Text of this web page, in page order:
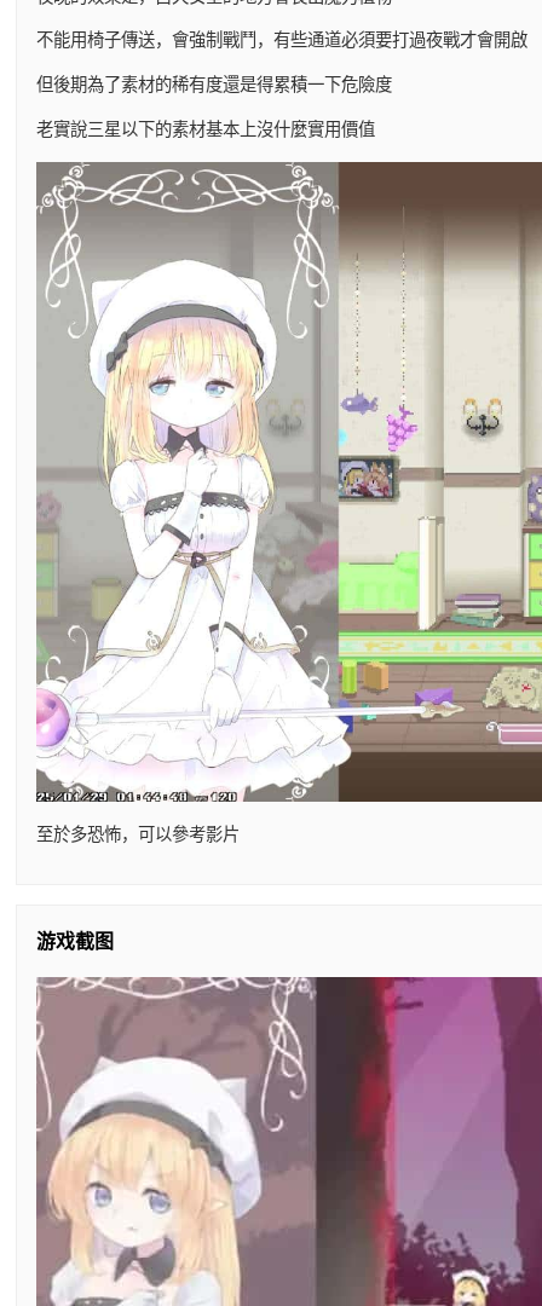
不能用椅子傳送，會強制戰鬥，有些通道必須要打過夜戰才會開啟
但後期為了素材的稀有度還是得累積一下危險度
老實說三星以下的素材基本上沒什麼實用價值
至於多恐怖，可以參考影片
游戏截图